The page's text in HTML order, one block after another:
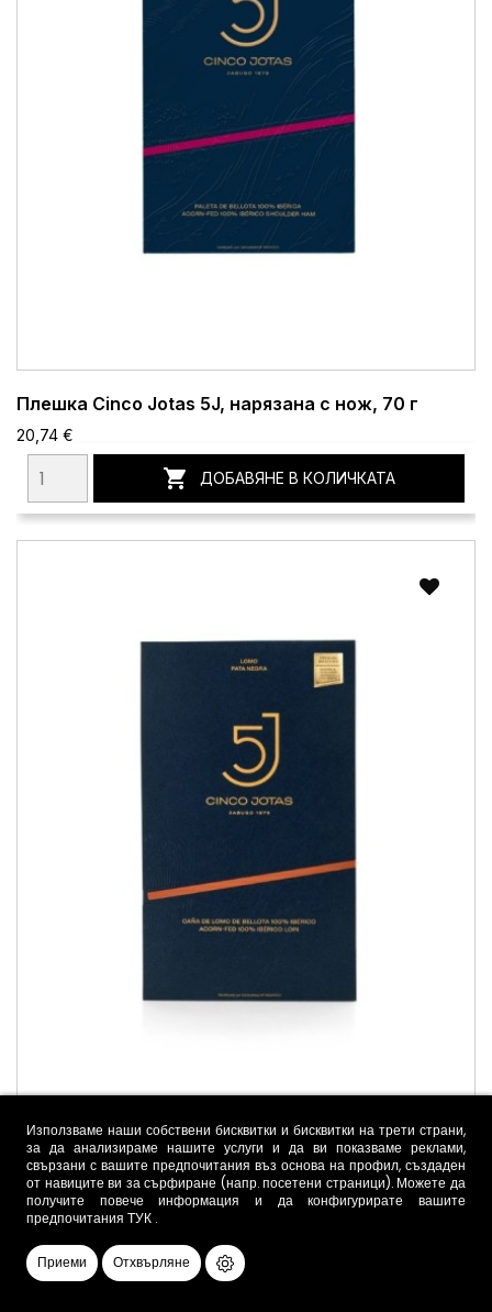
Използваме наши собствени бисквитки и бисквитки на трети страни,
за да анализираме нашите услуги и да ви показваме реклами,
свързани с вашите предпочитания въз основа на профил, създаден
от навиците ви за сърфиране (напр. посетени страници). Можете да
получите повече информация и да конфигурирате вашите
предпочитания ТУК .
Приеми Отхвърляне
Плешка Cinco Jotas 5J, нарязана с нож, 70 г
20,74 €
 ДОБАВЯНЕ В КОЛИЧКАТА
Ломо „Синко Хотас“ 5J, нарязано на филийки, 70
г.
16,19 €
 ДОБАВЯНЕ В КОЛИЧКАТА